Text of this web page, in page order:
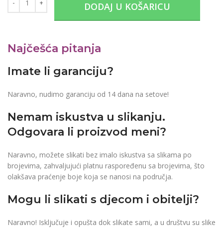
DODAJ U KOŠARICU
Najčešća pitanja
Imate li garanciju?
Naravno, nudimo garanciju od 14 dana na setove!
Nemam iskustva u slikanju.
Odgovara li proizvod meni?
Naravno, možete slikati bez imalo iskustva sa slikama po
brojevima, zahvaljujući platnu raspoređenu sa brojevima, što
olakšava praćenje boje koja se nanosi na područja.
Mogu li slikati s djecom i obitelji?
Naravno! Isključuje i opušta dok slikate sami, a u društvu su slike